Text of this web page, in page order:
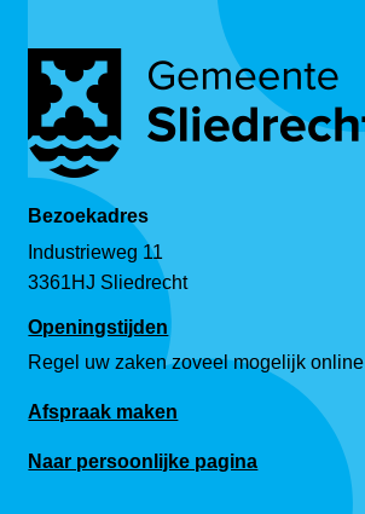
Bezoekadres
Industrieweg 11
3361HJ Sliedrecht
Openingstijden
Regel uw zaken zoveel mogelijk online
Afspraak maken
Naar persoonlijke pagina